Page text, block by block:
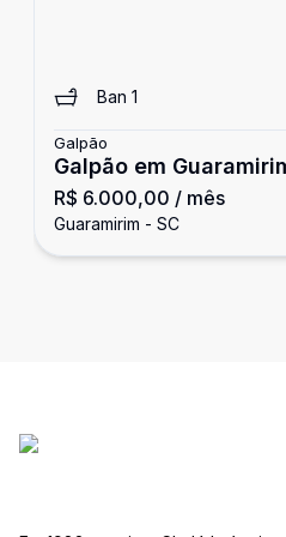
Ban 1
Galpão
Galpão em
R$ 6.000,00 / mês
Guaramirim - SC